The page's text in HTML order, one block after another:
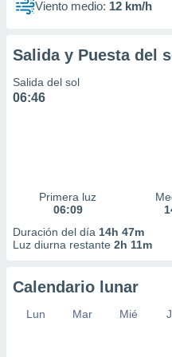
perfiles
crear un
de
de
Viento medio: 12 km/h
Salida y Puesta del
Salida del sol
06:46
Primera luz
06:09
Duración del día 14h 47m
Luz diurna restante 2h 11m
Calendario lunar
Lun Mar Mié